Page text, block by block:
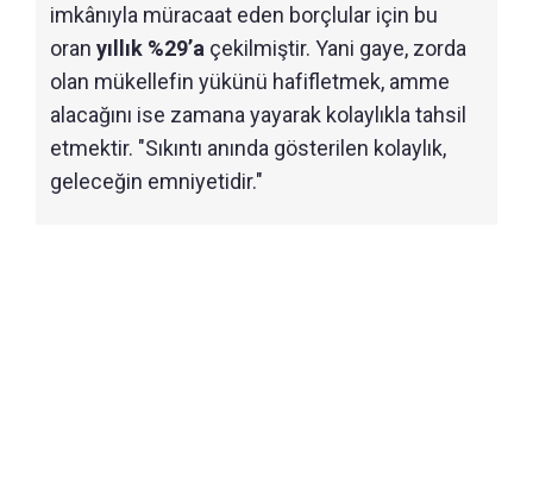
imkânıyla müracaat eden borçlular için bu
oran yıllık %29’a çekilmiştir. Yani gaye, zorda
olan mükellefin yükünü hafifletmek, amme
alacağını ise zamana yayarak kolaylıkla tahsil
etmektir. "Sıkıntı anında gösterilen kolaylık,
geleceğin emniyetidir."